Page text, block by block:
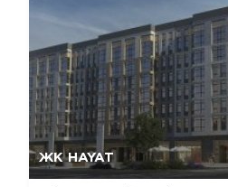
ЖК HAYAT